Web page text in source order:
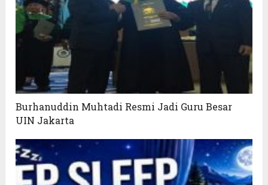
Burhanuddin Muhtadi Resmi Jadi Guru Besar
UIN Jakarta